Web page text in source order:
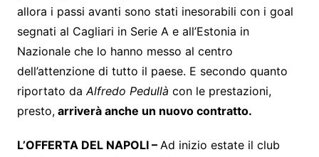
allora i passi avanti sono stati inesorabili con i goal
segnati al Cagliari in Serie A e all’Estonia in
Nazionale che lo hanno messo al centro
dell’attenzione di tutto il paese. E secondo quanto
riportato daAlfredo Pedullà con le prestazioni,
presto,arriverà anche un nuovo contratto.
L’OFFERTA DEL NAPOLI – Ad inizio estate il club